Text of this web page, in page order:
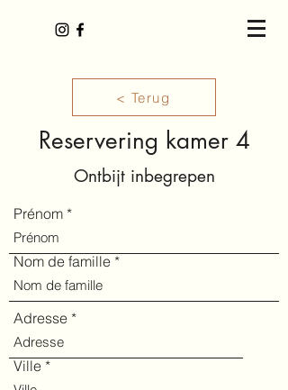
< Terug
Reservering kamer 4
Ontbijt inbegrepen
Prénom
Nom de famille
Adresse
Ville